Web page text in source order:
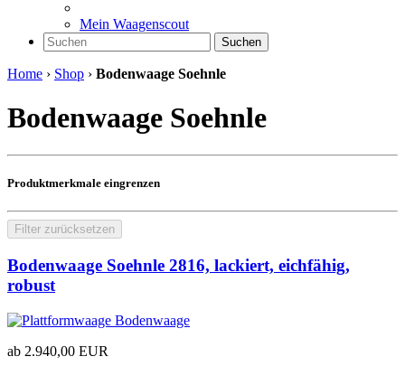
Mein Waagenscout
Suchen
Home › Shop › Bodenwaage Soehnle
Bodenwaage Soehnle
Produktmerkmale eingrenzen
Filter zurücksetzen
Bodenwaage Soehnle 2816, lackiert, eichfähig,
robust
ab 2.940,00 EUR